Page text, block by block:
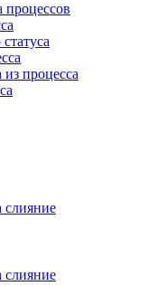
процессов
из процесса
слияние
слияние